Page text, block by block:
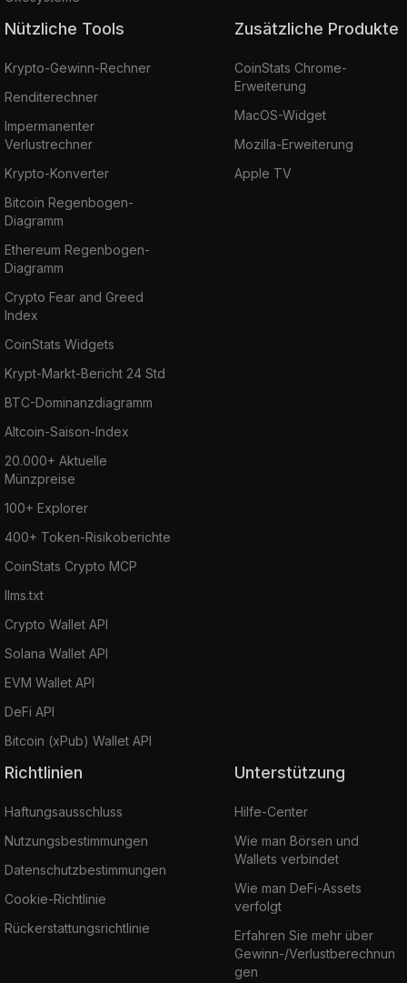
Nützliche Tools
Krypto-Gewinn-Rechner
Renditerechner
Impermanenter
Verlustrechner
Krypto-Konverter
Bitcoin Regenbogen-
Diagramm
Ethereum Regenbogen-
Diagramm
Crypto Fear and Greed
Index
CoinStats Widgets
Krypt-Markt-Bericht 24 Std
BTC-Dominanzdiagramm
Altcoin-Saison-Index
20.000+ Aktuelle
Münzpreise
100+ Explorer
400+ Token-Risikoberichte
CoinStats Crypto MCP
llms.txt
Crypto Wallet API
Solana Wallet API
EVM Wallet API
DeFi API
Bitcoin (xPub) Wallet API
Zusätzliche Produkte
CoinStats Chrome-
Erweiterung
MacOS-Widget
Mozilla-Erweiterung
Apple TV
Richtlinien
Haftungsausschluss
Nutzungsbestimmungen
Datenschutzbestimmungen
Cookie-Richtlinie
Rückerstattungsrichtlinie
Unterstützung
Hilfe-Center
Wie man Börsen und
Wallets verbindet
Wie man DeFi-Assets
verfolgt
Erfahren Sie mehr über
Gewinn-/Verlustberechnun
gen